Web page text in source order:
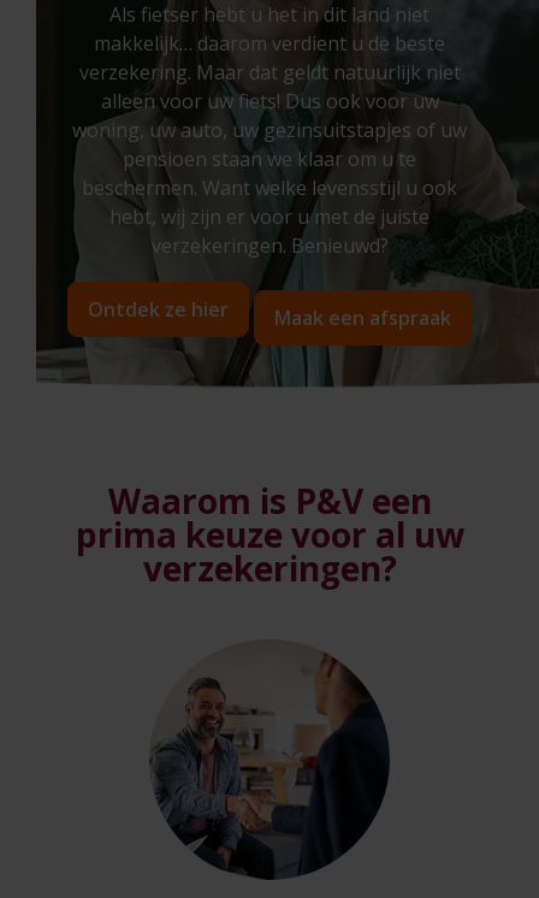
Als fietser hebt u het in dit land niet
makkelijk… daarom verdient u de beste
verzekering. Maar dat geldt natuurlijk niet
alleen voor uw fiets! Dus ook voor uw
woning, uw auto, uw gezinsuitstapjes of uw
pensioen staan we klaar om u te
beschermen. Want welke levensstijl u ook
hebt, wij zijn er voor u met de juiste
verzekeringen. Benieuwd?
Ontdek ze hier Maak een afspraak
Waarom is P&V een
prima keuze voor al uw
verzekeringen?